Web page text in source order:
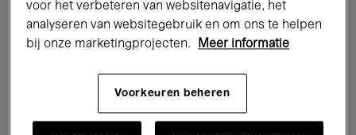
Performances Lezingen & Debatten
Jazz Klassieke Muziek Global Music
voor het verbeteren van websitenavigatie, het
analyseren van websitegebruik en om ons te helpen
bij onze marketingprojecten.
Meer informatie
Voorkeuren beheren